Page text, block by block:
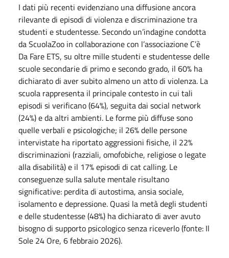
I dati più recenti evidenziano una diffusione ancora
rilevante di episodi di violenza e discriminazione tra
studenti e studentesse. Secondo un’indagine condotta
da ScuolaZoo in collaborazione con l’associazione C’è
Da Fare ETS, su oltre mille studenti e studentesse delle
scuole secondarie di primo e secondo grado, il 60% ha
dichiarato di aver subito almeno un atto di violenza. La
scuola rappresenta il principale contesto in cui tali
episodi si verificano (64%), seguita dai social network
(24%) e da altri ambienti. Le forme più diffuse sono
quelle verbali e psicologiche; il 26% delle persone
intervistate ha riportato aggressioni fisiche, il 22%
discriminazioni (razziali, omofobiche, religiose o legate
alla disabilità) e il 17% episodi di cat calling. Le
conseguenze sulla salute mentale risultano
significative: perdita di autostima, ansia sociale,
isolamento e depressione. Quasi la metà degli studenti
e delle studentesse (48%) ha dichiarato di aver avuto
bisogno di supporto psicologico senza riceverlo (fonte: Il
Sole 24 Ore, 6 febbraio 2026).